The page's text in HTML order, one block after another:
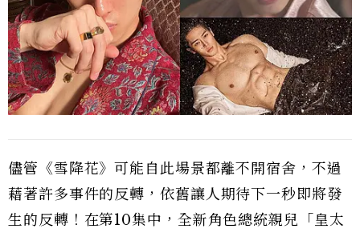
儘管《雪降花》可能自此場景都離不開宿舍，不過
藉著許多事件的反轉，依舊讓人期待下一秒即將發
生的反轉！在第10集中，全新角色總統親兒「皇太